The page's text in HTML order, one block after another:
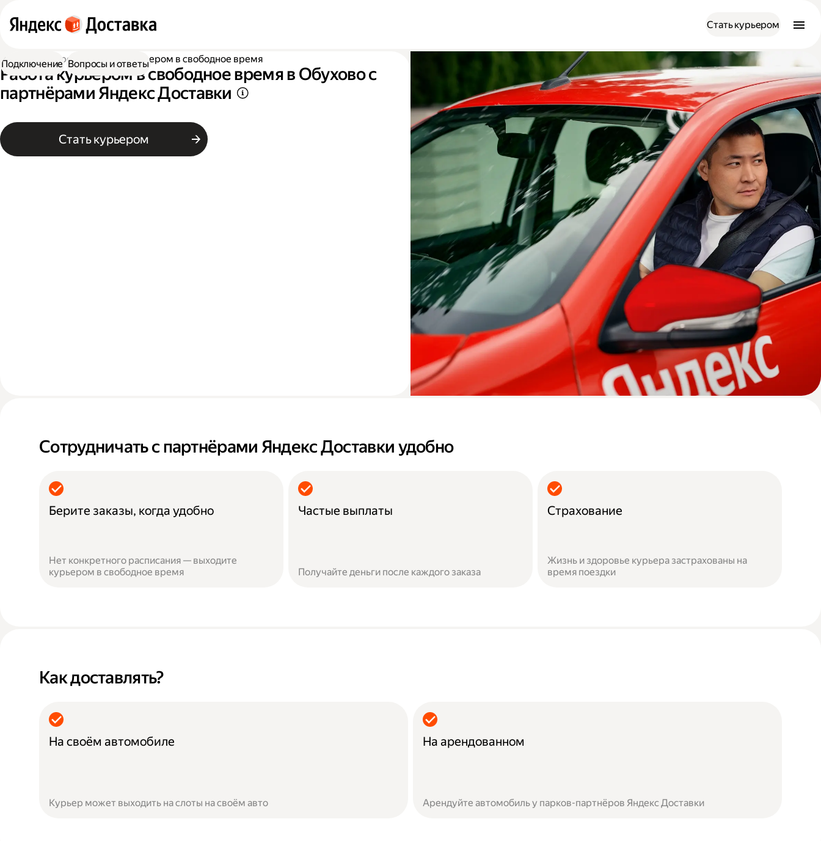
Стать курьером
Работа курьером Работа курьером в свободное время
Работа курьером в свободное время в Обухово с
партнёрами Яндекс Доставки
Стать курьером
Подключение Вопросы и ответы
Сотрудничать с партнёрами Яндекс Доставки удобно
Берите заказы, когда удобно
Нет конкретного расписания — выходите
курьером в свободное время
Частые выплаты
Получайте деньги после каждого заказа
Страхование
Жизнь и здоровье курьера застрахованы на
время поездки
Как доставлять?
На своём автомобиле
Курьер может выходить на слоты на своём авто
На арендованном
Арендуйте автомобиль у парков-партнёров Яндекс Доставки